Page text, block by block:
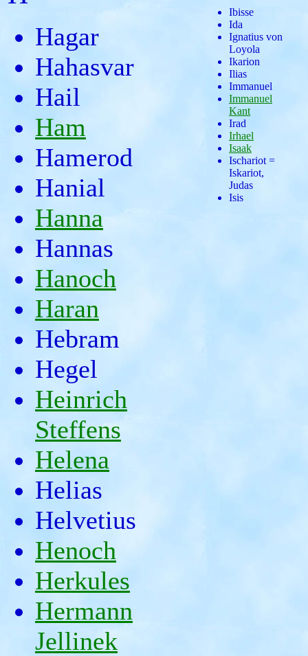
Hagar
Hahasvar
Hail
Ham
Hamerod
Hanial
Hanna
Hannas
Hanoch
Haran
Hebram
Hegel
Heinrich
Steffens
Helena
Helias
Helvetius
Henoch
Herkules
Hermann
Jellinek
Ibisse
Ida
Ignatius von
Loyola
Ikarion
Ilias
Immanuel
Immanuel
Kant
Irad
Irhael
Isaak
Ischariot =
Iskariot,
Judas
Isis